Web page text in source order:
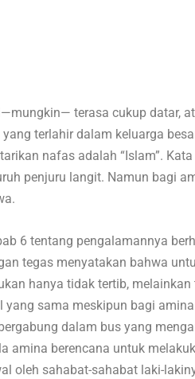
terasa cukup datar,
terlahir dalam keluarga
nafas adalah “Islam”.
penjuru langit. Namun bagi
6 tentang pengalamannya
tegas menyatakan bahwa
hanya tidak tertib,
sama meskipun bagi
dalam bus yang
amina berencana untuk
oleh sahabat-sahabat laki-